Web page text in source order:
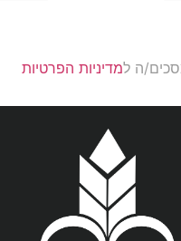
ה למדיניות הפרטיות